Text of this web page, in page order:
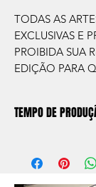
TODAS AS
EXCLUSIVAS E
PROIBIDA SUA
EDIÇÃO PARA
TEMPO DE
aprox. 5 dias
compra.
Após a